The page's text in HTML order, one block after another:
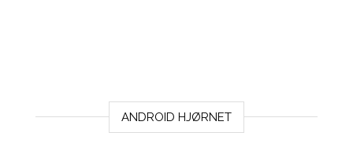
ANDROID HJØRNET